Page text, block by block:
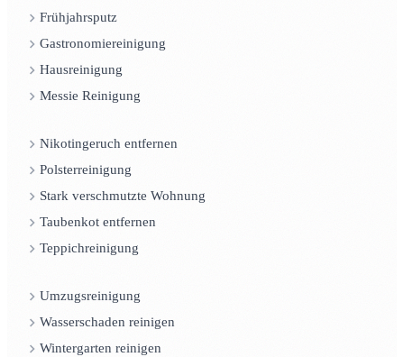
Frühjahrsputz
Gastronomiereinigung
Hausreinigung
Messie Reinigung
Nikotingeruch entfernen
Polsterreinigung
Stark verschmutzte Wohnung
Taubenkot entfernen
Teppichreinigung
Umzugsreinigung
Wasserschaden reinigen
Wintergarten reinigen